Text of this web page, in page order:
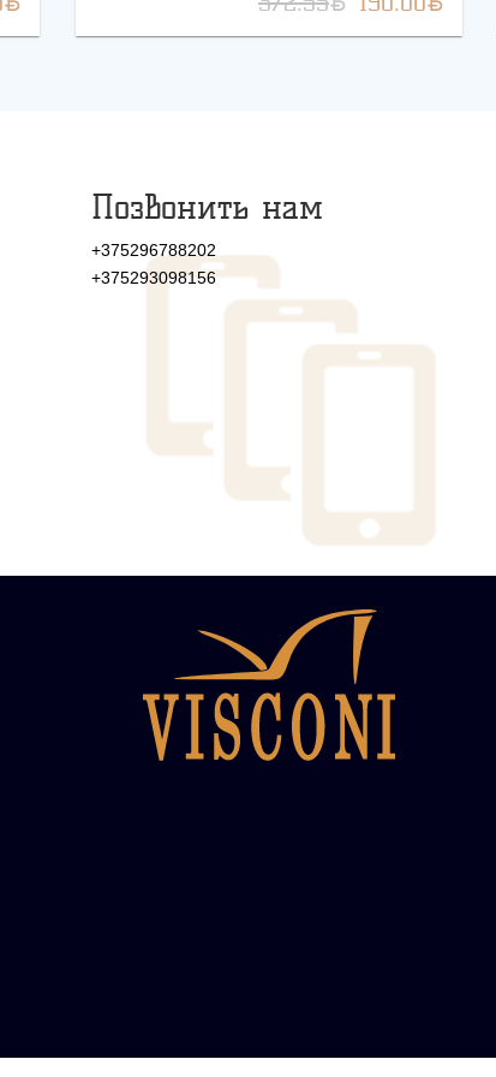
Позвонить нам
+375296788202
+375293098156